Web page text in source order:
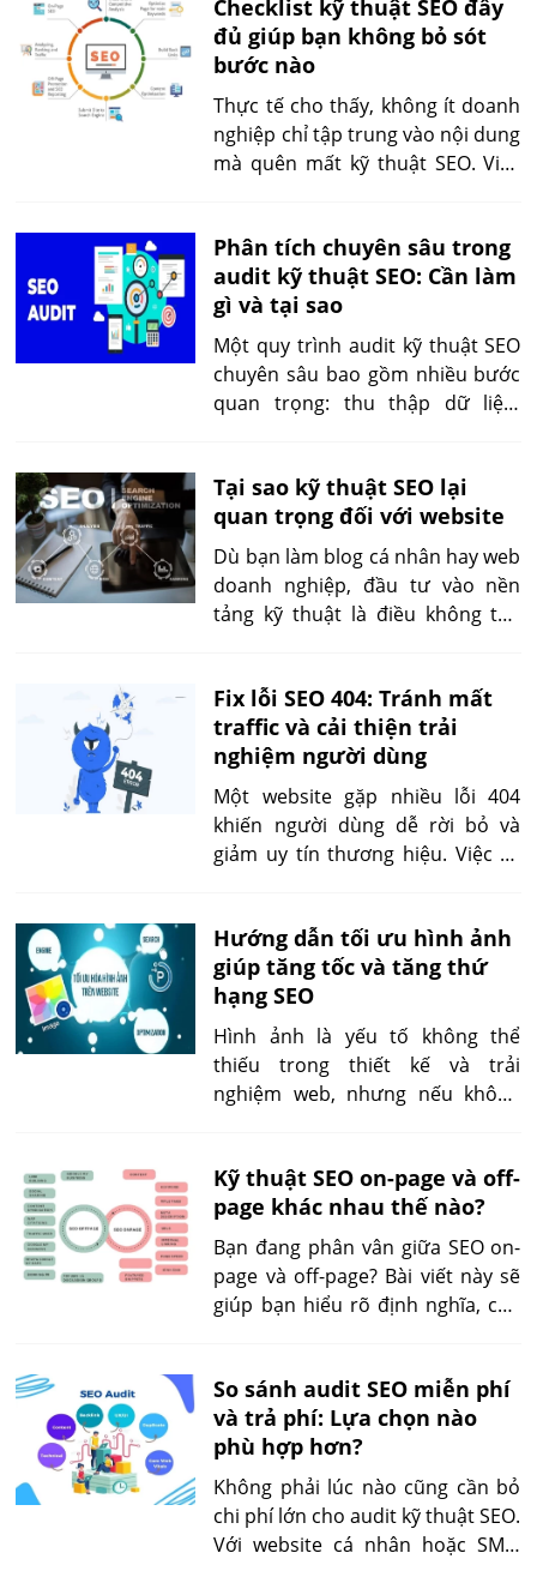
tra Core Web Vitals sẽ giúp bạn
tối ưu hiệu quả trải nghiệm người
dùng và gia tăng cơ hội lên Top
Google.
Checklist kỹ thuật SEO đầy
đủ giúp bạn không bỏ sót
bước nào
Thực tế cho thấy, không ít doanh
nghiệp chỉ tập trung vào nội dung
mà quên mất kỹ thuật SEO. Việc
hay bảo mật yếu, khiến website
mất điểm với Google và người
dùng.
Phân tích chuyên sâu trong
audit kỹ thuật SEO: Cần làm
gì và tại sao
Một quy trình audit kỹ thuật SEO
chuyên sâu bao gồm nhiều bước
quan trọng: thu thập dữ liệu,
khai đúng cách, audit không chỉ
khắc phục vấn đề kỹ thuật mà còn
định hướng cho toàn bộ kế hoạch
SEO.
Tại sao kỹ thuật SEO lại
quan trọng đối với website
Dù bạn làm blog cá nhân hay web
doanh nghiệp, đầu tư vào nền
tảng kỹ thuật là điều không thể
Fix lỗi SEO 404: Tránh mất
traffic và cải thiện trải
nghiệm người dùng
Một website gặp nhiều lỗi 404
khiến người dùng dễ rời bỏ và
giảm uy tín thương hiệu. Việc fix
chỉnh và tối ưu điều hướng giúp
duy trì sự hài lòng, hạn chế mất
traffic tự nhiên.
Hướng dẫn tối ưu hình ảnh
giúp tăng tốc và tăng thứ
hạng SEO
Hình ảnh là yếu tố không thể
thiếu trong thiết kế và trải
nghiệm web, nhưng nếu không
hưởng đến SEO. Bài viết này sẽ
hướng dẫn chi tiết tối ưu hình
ảnh SEO từ kỹ thuật đến nội
dung, giúp bạn tăng tốc tải trang
và cải thiện thứ hạng trên Google.
Kỹ thuật SEO on-page và off-
page khác nhau thế nào?
Bạn đang phân vân giữa SEO on-
page và off-page? Bài viết này sẽ
giúp bạn hiểu rõ định nghĩa, cấu
cốt lõi này – từ đó đưa ra chiến
lược tối ưu thứ hạng hiệu quả và
an toàn nhất.
So sánh audit SEO miễn phí
và trả phí: Lựa chọn nào
phù hợp hơn?
Không phải lúc nào cũng cần bỏ
chi phí lớn cho audit kỹ thuật SEO.
Với website cá nhân hoặc SME,